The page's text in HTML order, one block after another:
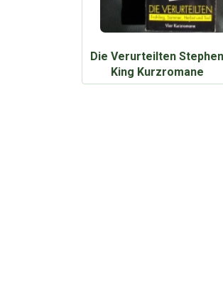
Die Verurteilten Stephen
King Kurzromane